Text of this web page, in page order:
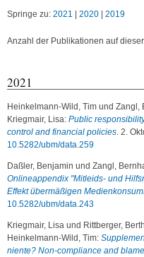
Springe zu: 2021 2020 2019
Anzahl der Publikationen auf
2021
Heinkelmann-Wild, Tim und Zangl,
Kriegmair, Lisa: Public
control and financial policies. 2.
10.5282/ubm/data.259
Daßler, Benjamin und Zangl,
Onlineappendix "Mitleids- und
Effekt übermäßigen
10.5282/ubm/data.243
Kriegmair, Lisa und Rittberger,
Heinkelmann-Wild, Tim:
niente? Non-compliance and